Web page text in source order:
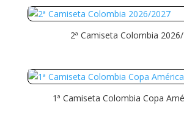
2ª Camiseta Colombia
1ª Camiseta Colombia Copa